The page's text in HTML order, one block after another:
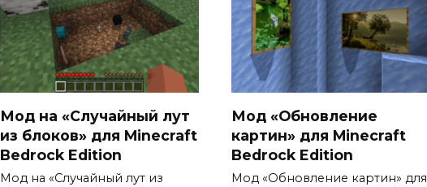
Мод на «Случайный лут
из блоков» для Minecraft
Bedrock Edition
Мод на «Случайный лут из
Мод «Обновление
картин» для Minecraft
Bedrock Edition
Мод «Обновление картин» для